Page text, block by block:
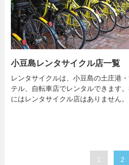
小豆島レンタサイクル店一覧
レンタサイクルは、小豆島の土庄港
テル、自転車店でレンタルできます
にはレンタサイクル店はありません。
1 2